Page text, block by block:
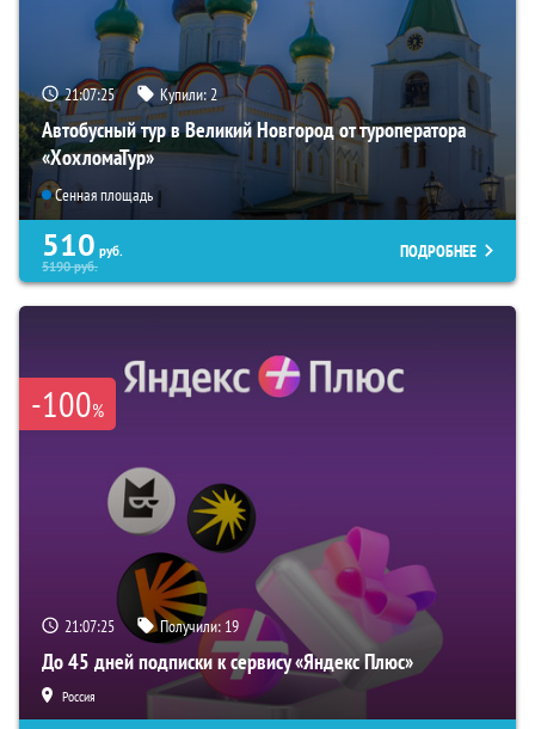
21:07:24 Купили:2
Автобусный тур в Великий Новгород от туроператора
«ХохломаТур»
Сенная площадь
510 руб.
5190руб.
ПОДРОБНЕЕ
-100%
21:07:24 Получили: 19
До 45 дней подписки к сервису «Яндекс Плюс»
Россия